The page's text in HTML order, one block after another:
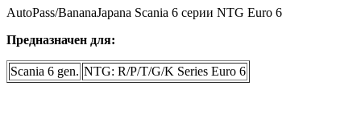
AutoPass/BananaJapana Scania 6 серии NTG Euro 6
Предназначен для:
Scania 6 gen. NTG: R/P/T/G/K Series Euro 6